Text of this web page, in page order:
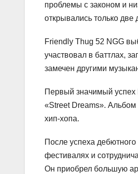
проблемы с законом и
открывались только две
Friendly Thug 52 NGG
участвовал в баттлах,
замечен другими
Первый значимый успех
«Street Dreams».
хип-хопа.
После успеха
фестивалях и
Он приобрел большую